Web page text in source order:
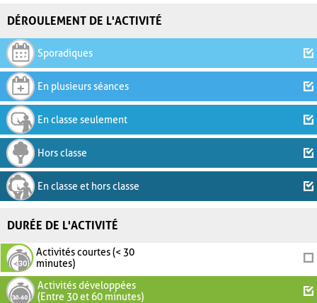
DÉROULEMENT DE L'ACTIVITÉ
Sporadiques
En plusieurs séances
En classe seulement
Hors classe
En classe et hors classe
DURÉE DE L'ACTIVITÉ
Activités courtes (< 30
minutes)
Activités développées
(Entre 30 et 60 minutes)